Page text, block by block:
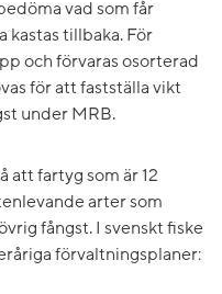
vad som får
kastas tillbaka. För
och förvaras osorterad
för att fastställa vikt
under MRB.
att fartyg som är 12
arter som
fångst. I svenskt fiske
för­valt­ningsplaner: